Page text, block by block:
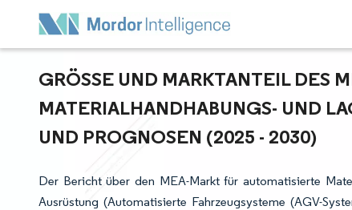
GRÖSSE UND MARKTANTEIL DES
ATERIALHANDHABUNGS- UND
ND PROGNOSEN (2025 - 2030)
Der Bericht über den MEA-Markt für automatisierte
Ausrüstung (Automatisierte Fahrzeugsysteme (AGV-